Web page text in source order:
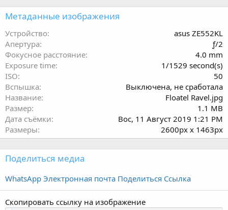
0
з
з
Метаданные изображения
Устройство
asus ZE552KL
Апертура
ƒ/2
Фокусное расстояние
4.0 mm
Exposure time
1/1529 second(s)
ISO
50
Вспышка
Выключена, не сработала
Название
Floatel Ravel.jpg
Размер
1.1 MB
Дата съёмки
Вос, 11 Август 2019 1:21 PM
Размеры
2600px x 1463px
Поделиться медиа
WhatsApp Электронная почта Поделиться Ссылка
Скопировать ссылку на изображение